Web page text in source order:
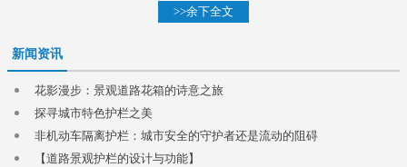
>>余下全文
新闻资讯
花影漫步：景观道路花箱的诗意之旅
探寻城市特色护栏之美
非机动车隔离护栏：城市安全的守护者还是流动的阻碍
【道路景观护栏的设计与功能】